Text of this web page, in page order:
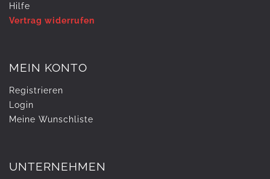
Hilfe
Vertrag widerrufen
MEIN KONTO
Registrieren
Login
Meine Wunschliste
UNTERNEHMEN